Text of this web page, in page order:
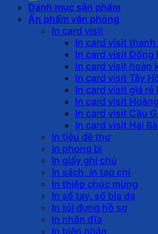
Danh mục sản phẩm
Ấn phẩm văn phòng
In card visit
In card visit thanh
In card visit Đống
In card visit hoàn
In card visit Tây
In card visit giá rẻ
In card visit
In card visit Cầu
In card visit Hai
In tiêu đề thư
In phong bì
In giấy ghi chú
In sách, in tạp chí
In thiệp chúc mừng
In sổ tay, sổ bìa da
In túi đựng hồ sơ
In nhãn đĩa
In biên nhận